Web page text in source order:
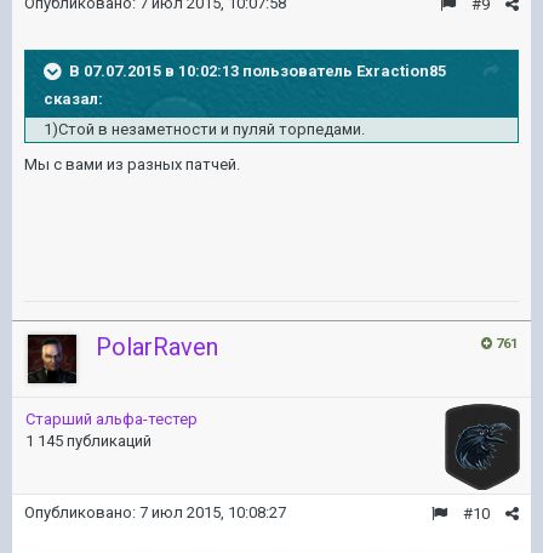
#9
В 07.07.2015 в 10:02:13 пользователь Exraction85
сказал:
1)Стой в незаметности и пуляй торпедами.
Мы с вами из разных патчей.
761
PolarRaven
Старший альфа-тестер
1 145 публикаций
#10
Опубликовано: 7 июл 2015, 10:08:27